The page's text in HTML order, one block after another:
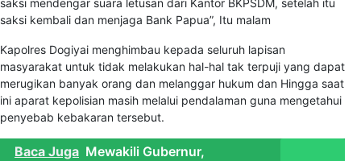
saksi mendengar suara letusan dari Kantor BKPSDM, setelah itu
saksi kembali dan menjaga Bank Papua”, Itu malam
Kapolres Dogiyai menghimbau kepada seluruh lapisan
masyarakat untuk tidak melakukan hal-hal tak terpuji yang dapat
merugikan banyak orang dan melanggar hukum dan Hingga saat
ini aparat kepolisian masih melalui pendalaman guna mengetahui
penyebab kebakaran tersebut.
Baca Juga Mewakili Gubernur,